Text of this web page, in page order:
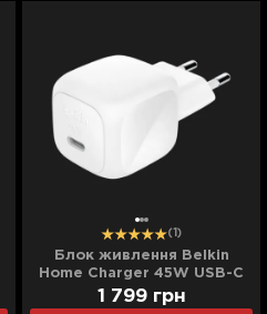
(1)
Блок живлення Belkin
Home Charger 45W USB-C
PD (White) (WCA013kqWH)
1 799 грн